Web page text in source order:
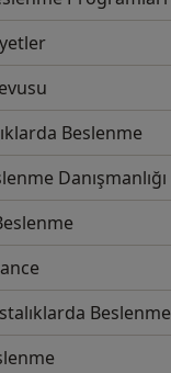
Beslenme
Danışmanlığı
Beslenme